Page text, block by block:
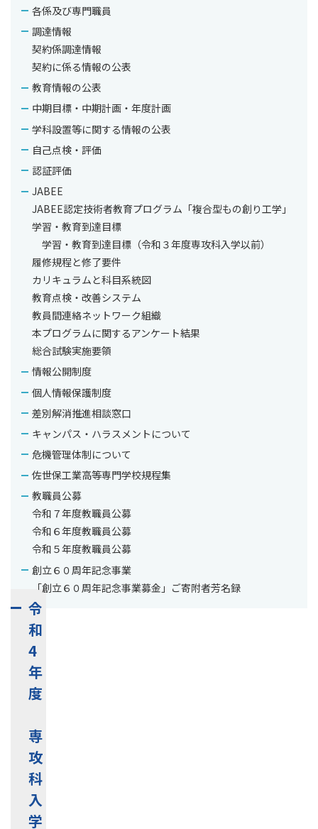
●
リ
ッ
ク
す
る
と
動
し
令
和
4
年
度
専
攻
科
入
学
各係及び専門職員
調達情報
契約係調達情報
契約に係る情報の公表
教育情報の公表
中期目標・中期計画・年度計画
学科設置等に関する情報の公表
自己点検・評価
認証評価
JABEE
JABEE認定技術者教育プログラム「複合型もの創り工学」
学習・教育到達目標
学習・教育到達目標（令和３年度専攻科入学以前）
履修規程と修了要件
カリキュラムと科目系統図
教育点検・改善システム
教員間連絡ネットワーク組織
本プログラムに関するアンケート結果
総合試験実施要領
情報公開制度
個人情報保護制度
差別解消推進相談窓口
キャンパス・ハラスメントについて
危機管理体制について
佐世保工業高等専門学校規程集
教職員公募
令和７年度教職員公募
令和６年度教職員公募
令和５年度教職員公募
創立６０周年記念事業
「創立６０周年記念事業募金」ご寄附者芳名録